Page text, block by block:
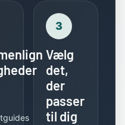
3
Vælg
det,
der
passer
til dig